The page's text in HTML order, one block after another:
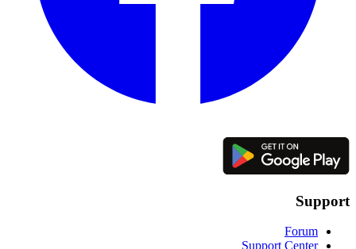
Support
Forum
Support Center